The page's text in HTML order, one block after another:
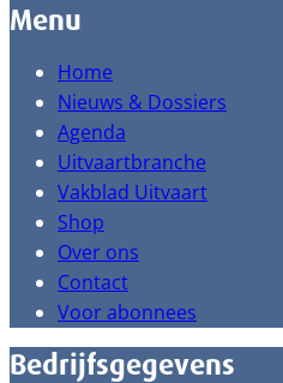
Menu
Home
Nieuws & Dossiers
Agenda
Uitvaartbranche
Vakblad Uitvaart
Shop
Over ons
Contact
Voor abonnees
Bedrijfsgegevens